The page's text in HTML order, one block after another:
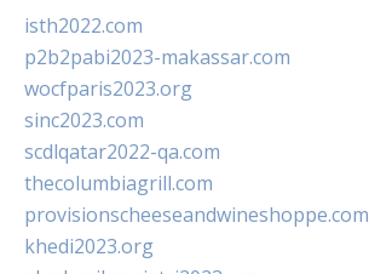
isth2022.com
p2b2pabi2023-makassar.com
wocfparis2023.org
sinc2023.com
scdlqatar2022-qa.com
thecolumbiagrill.com
provisionscheeseandwineshoppe.com
khedi2023.org